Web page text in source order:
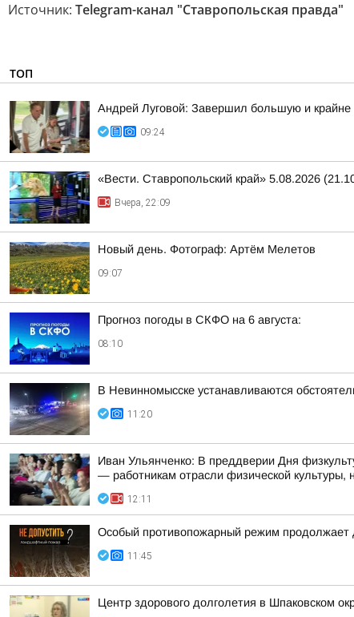
Источник: Telegram-канал "Ставропольская правда"
ТОП
Андрей Луговой: Завершил большую и крайне
09:24
«Вести. Ставропольский край» 5.08.2026
Вчера, 22:09
Новый день. Фотограф: Артём Мелетов
09:07
Прогноз погоды в СКФО на 6 августа:
08:10
В Невинномысске устанавливаются
11:20
Иван Ульянченко: В преддверии Дня
— работникам отрасли физической культуры,
12:11
Особый противопожарный режим продолжает
11:45
Центр здорового долголетия в Шпаковском